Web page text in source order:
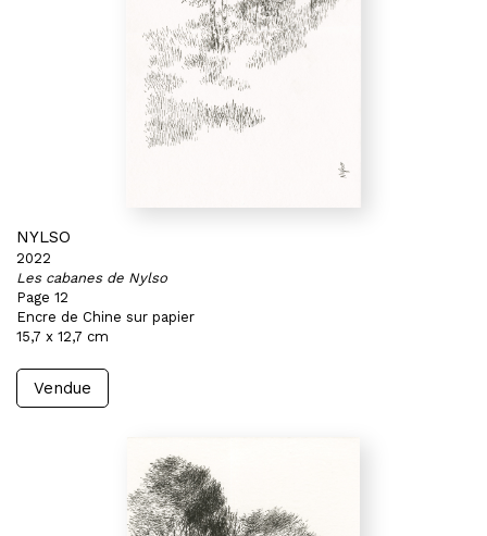
NYLSO
2022
Les cabanes de Nylso
Page 12
Encre de Chine sur papier
15,7 x 12,7 cm
Vendue